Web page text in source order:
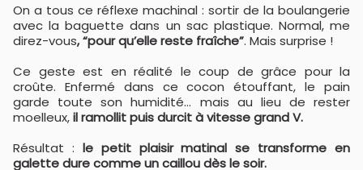
On a tous ce réflexe machinal : sortir de la boulangerie
avec la baguette dans un sac plastique. Normal, me
direz-vous, “pour qu’elle reste fraîche”. Mais surprise !
Ce geste est en réalité le coup de grâce pour la
croûte. Enfermé dans ce cocon étouffant, le pain
garde toute son humidité… mais au lieu de rester
moelleux,il ramollit puis durcit à vitesse grand V.
Résultat : le petit plaisir matinal se transforme en
galette dure comme un caillou dès le soir.